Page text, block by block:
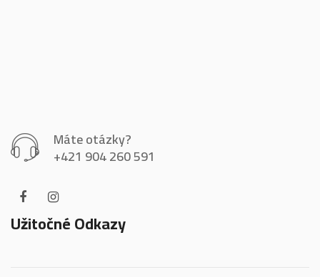
Máte otázky?
+421 904 260 591
Užitočné Odkazy